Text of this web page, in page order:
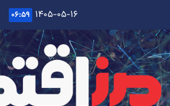
content
۱۴۰۵-۰۵-۱۶ ۰۶:۵۹